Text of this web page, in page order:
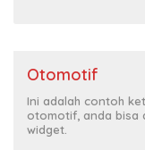
Otomotif
Ini adalah contoh
otomotif, anda bisa
widget.